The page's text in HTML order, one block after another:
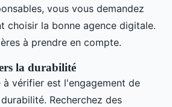
vous vous demandez
choisir la bonne agence digitale.
à prendre en compte.
la durabilité
à vérifier est l'engagement de
Recherchez des